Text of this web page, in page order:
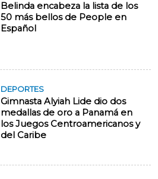
Belinda encabeza la lista de los
50 más bellos de People en
Español
DEPORTES
Gimnasta Alyiah Lide dio dos
medallas de oro a Panamá en
los Juegos Centroamericanos y
del Caribe